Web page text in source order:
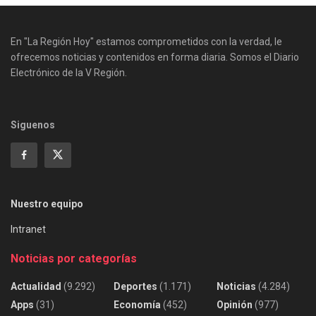
En "La Región Hoy" estamos comprometidos con la verdad, le
ofrecemos noticias y contenidos en forma diaria. Somos el Diario
Electrónico de la V Región.
Siguenos
Nuestro equipo
Intranet
Noticias por categorías
Actualidad (9.292)
Apps (31)
Deportes (1.171)
Economía (452)
Noticias (4.284)
Opinión (977)